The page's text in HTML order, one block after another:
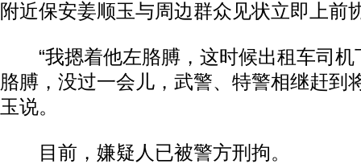
附近保安姜顺玉与周边群众见状立即上前
“我摁着他左胳膊，这时候出租车司机
胳膊，没过一会儿，武警、特警相继赶到
玉说。
目前，嫌疑人已被警方刑拘。